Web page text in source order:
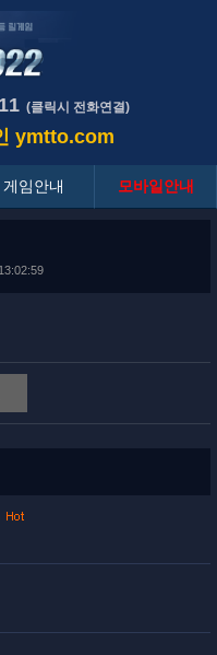
(클릭시 전화연결)
ymtto.com
게임안내 모바일안내